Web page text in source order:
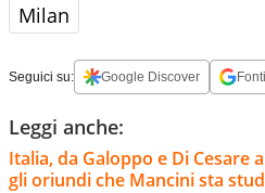
Milan
Seguici su: Google Discover
Leggi anche:
Italia, da Galoppo e Di Cesare
gli oriundi che Mancini sta